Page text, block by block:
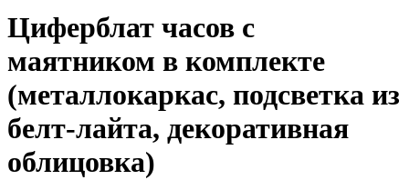
Циферблат часов с
маятником в комплекте
(металлокаркас, подсветка из
белт-лайта, декоративная
облицовка)